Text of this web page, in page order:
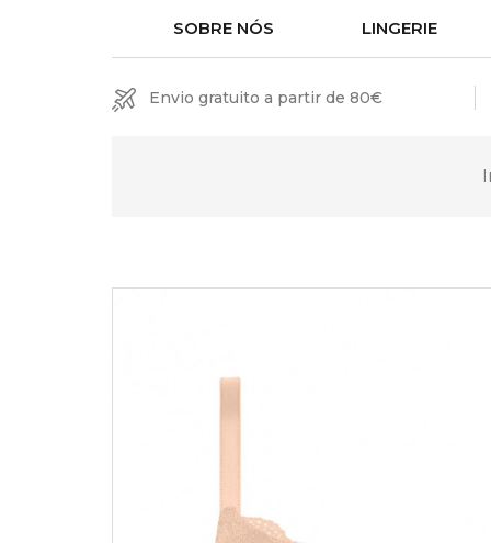
SOBRE NÓS LINGERIE
Envio gratuito a partir de 80€